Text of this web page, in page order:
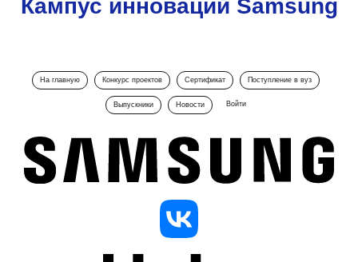
Кампус инноваций Samsung
На главную Конкурс проектов Сертификат Поступление в вуз
Выпускники Новости Войти